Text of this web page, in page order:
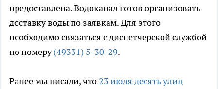
предоставлена. Водоканал готов организовать
доставку воды по заявкам. Для этого
необходимо связаться с диспетчерской службой
по номеру(49331) 5-30-29.
Ранее мы писали, что 23 июля десять улиц